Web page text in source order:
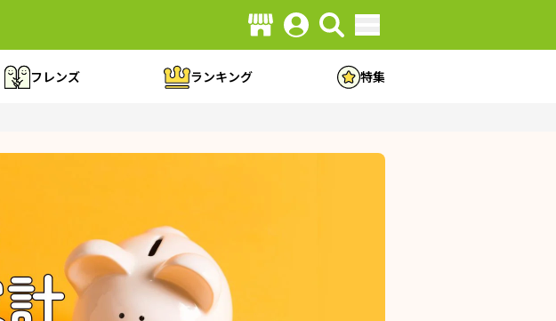
フレンズ ランキング 特集